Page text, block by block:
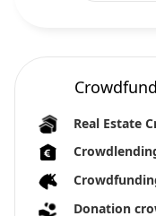
Real Estate
Donation